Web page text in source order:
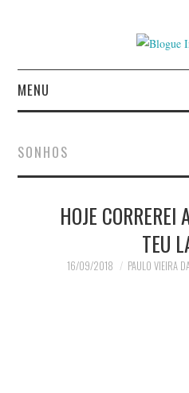
MENU
AUTORES
CONTACTO
SONHOS
HOJE
TEU
16/09/2018 PAULO VIEIRA